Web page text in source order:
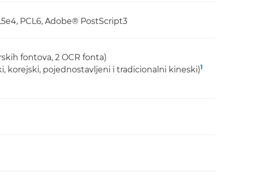
PCL6, Adobe® PostScript3
fontova, 2 OCR fonta)
korejski, pojednostavljeni i tradicionalni kineski)1